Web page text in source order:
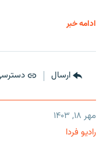
ادامه خبر
ارسال
مهر ۱۸, ۱۴۰۳
رادیو فردا